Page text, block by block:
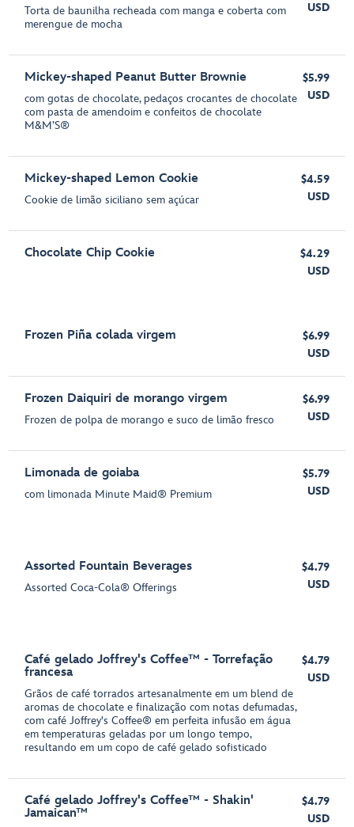
Torta de baunilha recheada com manga e coberta com
merengue de mocha
USD
Mickey-shaped Peanut Butter Brownie
com gotas de chocolate, pedaços crocantes de chocolate
com pasta de amendoim e confeitos de chocolate
M&M’S®
$5.99
USD
Mickey-shaped Lemon Cookie
Cookie de limão siciliano sem açúcar
$4.59
USD
Chocolate Chip Cookie
$4.29
USD
Frozen Piña colada virgem
$6.99
USD
Frozen Daiquiri de morango virgem
Frozen de polpa de morango e suco de limão fresco
$6.99
USD
Limonada de goiaba
com limonada Minute Maid® Premium
$5.79
USD
Assorted Fountain Beverages
Assorted Coca-Cola® Offerings
$4.79
USD
Café gelado Joffrey's Coffee™ - Torrefação
francesa
Grãos de café torrados artesanalmente em um blend de
aromas de chocolate e finalização com notas defumadas,
com café Joffrey's Coffee® em perfeita infusão em água
em temperaturas geladas por um longo tempo,
resultando em um copo de café gelado sofisticado
$4.79
USD
Café gelado Joffrey's Coffee™ - Shakin'
Jamaican™
$4.79
USD